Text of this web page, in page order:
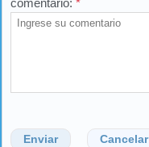
comentario: *
Enviar Cancelar